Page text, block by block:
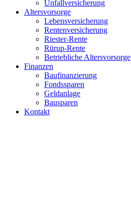
Unfallversicherung
Altersvorsorge
Lebensversicherung
Rentenversicherung
Riester-Rente
Rürup-Rente
Betriebliche Altersvorsorge
Finanzen
Baufinanzierung
Fondssparen
Geldanlage
Bausparen
Kontakt